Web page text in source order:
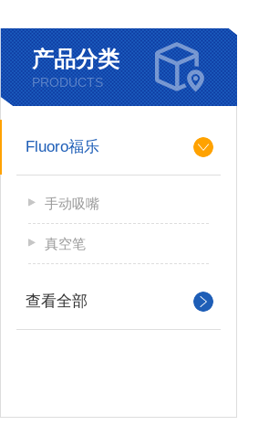
产品分类
PRODUCTS
Fluoro福乐
手动吸嘴
真空笔
查看全部